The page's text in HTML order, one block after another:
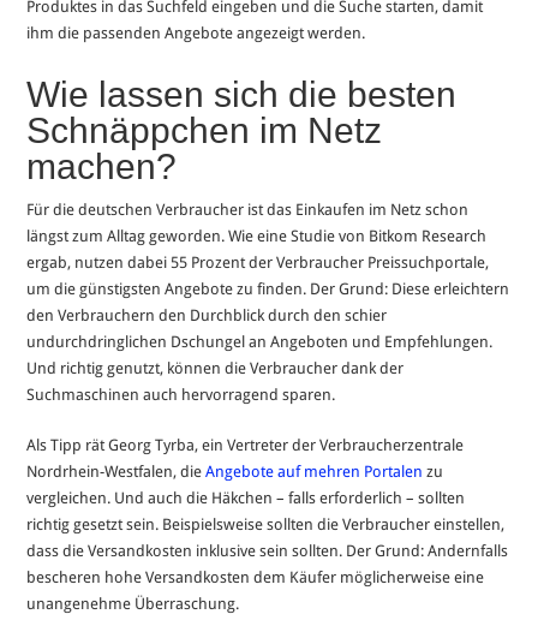
Produktes in das Suchfeld eingeben und die Suche starten, damit
ihm die passenden Angebote angezeigt werden.
Wie lassen sich die besten
Schnäppchen im Netz
machen?
Für die deutschen Verbraucher ist das Einkaufen im Netz schon
längst zum Alltag geworden. Wie eine Studie von Bitkom Research
ergab, nutzen dabei 55 Prozent der Verbraucher Preissuchportale,
um die günstigsten Angebote zu finden. Der Grund: Diese erleichtern
den Verbrauchern den Durchblick durch den schier
undurchdringlichen Dschungel an Angeboten und Empfehlungen.
Und richtig genutzt, können die Verbraucher dank der
Suchmaschinen auch hervorragend sparen.
Als Tipp rät Georg Tyrba, ein Vertreter der Verbraucherzentrale
Nordrhein-Westfalen, dieAngebote auf mehren Portalen zu
vergleichen. Und auch die Häkchen – falls erforderlich – sollten
richtig gesetzt sein. Beispielsweise sollten die Verbraucher einstellen,
dass die Versandkosten inklusive sein sollten. Der Grund: Andernfalls
bescheren hohe Versandkosten dem Käufer möglicherweise eine
unangenehme Überraschung.